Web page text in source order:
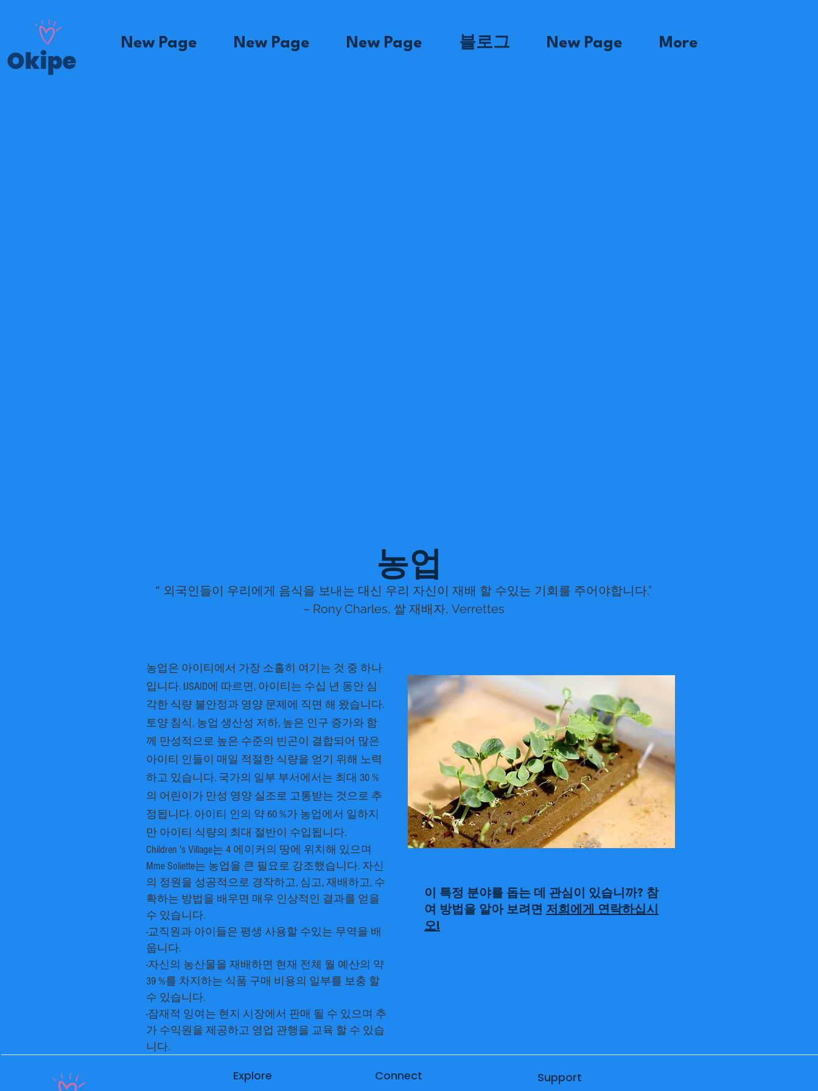
New Page New Page New Page 블로그 New Page More
농업
“ 외국인들이 우리에게 음식을 보내는 대신 우리 자신이 재배 할 수있는 기회를 주어야합니다.”
– Rony Charles, 쌀 재배자, Verrettes
농업은 아이티에서 가장 소홀히 여기는 것 중 하나
입니다. USAID에 따르면, 아이티는 수십 년 동안 심
각한 식량 불안정과 영양 문제에 직면 해 왔습니다.
토양 침식, 농업 생산성 저하, 높은 인구 증가와 함
께 만성적으로 높은 수준의 빈곤이 결합되어 많은
아이티 인들이 매일 적절한 식량을 얻기 위해 노력
하고 있습니다. 국가의 일부 부서에서는 최대 30 %
의 어린이가 만성 영양 실조로 고통받는 것으로 추
정됩니다. 아이티 인의 약 60 %가 농업에서 일하지
만 아이티 식량의 최대 절반이 수입됩니다.
Children 's Village는 4 에이커의 땅에 위치해 있으며
Mme Soliette는 농업을 큰 필요로 강조했습니다. 자신
의 정원을 성공적으로 경작하고, 심고, 재배하고, 수
확하는 방법을 배우면 매우 인상적인 결과를 얻을
수 있습니다.
-교직원과 아이들은 평생 사용할 수있는 무역을 배
웁니다.
-자신의 농산물을 재배하면 현재 전체 월 예산의 약
39 %를 차지하는 식품 구매 비용의 일부를 보충 할
수 있습니다.
-잠재적 잉여는 현지 시장에서 판매 될 수 있으며 추
가 수익원을 제공하고 영업 관행을 교육 할 수 있습
니다.
이 특정 분야를 돕는 데 관심이 있습니까? 참
여 방법을 알아 보려면 저희에게 연락하십시
오!
Explore Connect Support